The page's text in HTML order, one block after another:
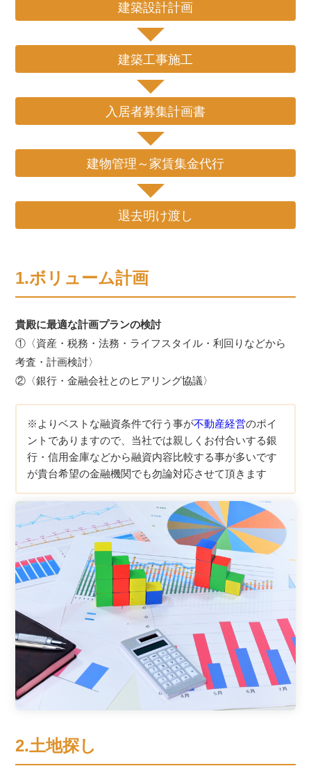
建築設計計画
建築工事施工
入居者募集計画書
建物管理～家賃集金代行
退去明け渡し
1.ボリューム計画
貴殿に最適な計画プランの検討
①〈資産・税務・法務・ライフスタイル・利回りなどから
考査・計画検討〉
②〈銀行・金融会社とのヒアリング協議〉
※よりベストな融資条件で行う事が不動産経営のポイ
ントでありますので、当社では親しくお付合いする銀
行・信用金庫などから融資内容比較する事が多いです
が貴台希望の金融機関でも勿論対応させて頂きます
2.土地探し